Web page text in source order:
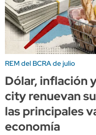
REM del BCRA de julio
Dólar, inflación
city renuevan
las principales
economía